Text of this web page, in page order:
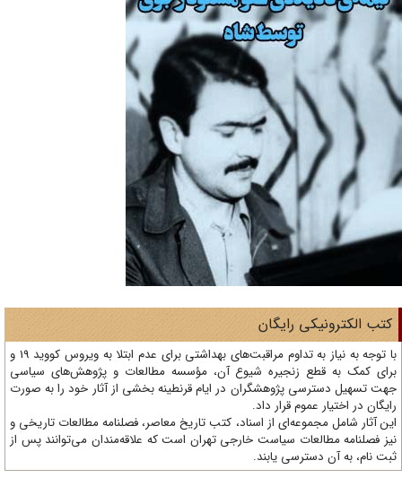
الکترونیکی رایگان
با توجه به نیاز به تداوم مراقبت‌های بهداشتی برای عدم ابتلا به ویروس کووید 19 و
کمک به قطع زنجیره شیوع آن، مؤسسه مطالعات و پژوهش‌های سیاسی
تسهیل دسترسی پژوهشگران در ایام قرنطینه بخشی از آثار خود را به صورت
در اختیار عموم قرار داد.
آثار شامل مجموعه‌ای از اسناد، کتب تاریخ معاصر، فصلنامه‌ مطالعات تاریخی و
فصلنامه مطالعات سیاست خارجی تهران است که علاقه‌مندان می‌توانند پس از
نام، به آن دسترسی یابند.